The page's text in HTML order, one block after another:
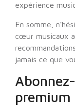
expérience
En somme,
cœur musicaux
jamais ce que
premium